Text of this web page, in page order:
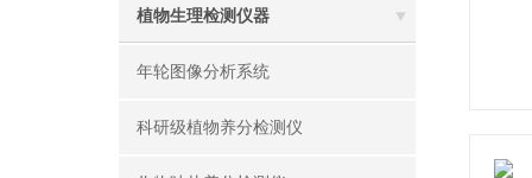
植物生理检测仪器
年轮图像分析系统
科研级植物养分检测仪